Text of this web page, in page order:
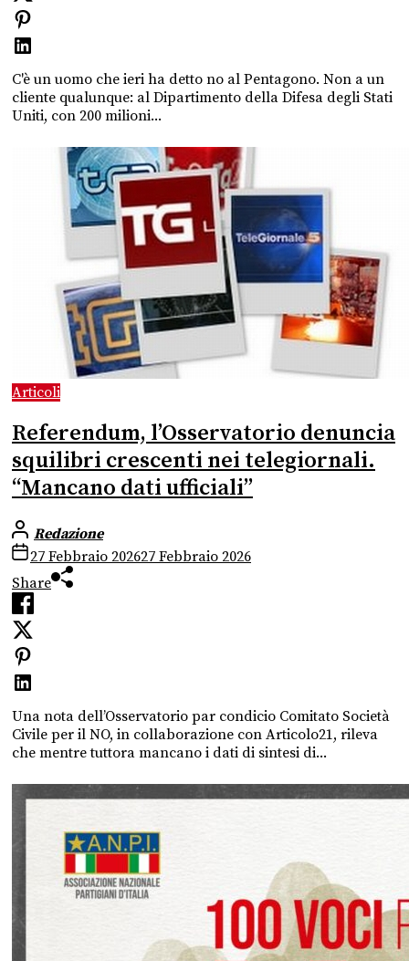
C'è un uomo che ieri ha detto no al Pentagono. Non a un
cliente qualunque: al Dipartimento della Difesa degli Stati
Uniti, con 200 milioni...
Articoli
Referendum, l’Osservatorio denuncia
squilibri crescenti nei telegiornali.
“Mancano dati ufficiali”
Redazione
27 Febbraio 202627 Febbraio 2026
Share
Una nota dell’Osservatorio par condicio Comitato Società
Civile per il NO, in collaborazione con Articolo21, rileva
che mentre tuttora mancano i dati di sintesi di...